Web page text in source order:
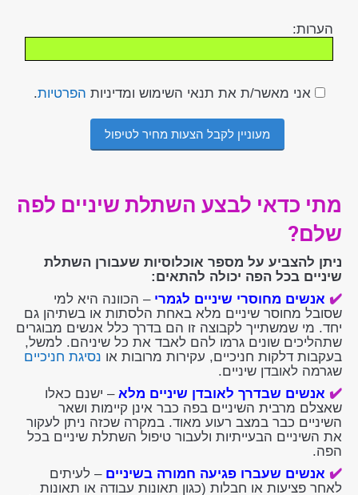
הערות:
אני מאשר/ת את תנאי השימוש ומדיניות הפרטיות.
מתי כדאי לבצע השתלת שיניים לפה
שלם?
ניתן להצביע על מספר אוכלוסיות שעבורן השתלת
שיניים בכל הפה יכולה להתאים:
✔️ אנשים מחוסרי שיניים לגמרי – הכוונה היא למי
שסובל מחוסר שיניים מלא באחת הלסתות או בשתיהן גם
יחד. מי שמשתייך לקבוצה זו הם בדרך כלל אנשים מבוגרים
שתהליכים שונים גרמו להם לאבד את כל שיניהם. למשל,
בעקבות דלקות חניכיים, עקירות מרובות או נסיגת חניכיים
שגרמה לאובדן שיניים.
✔️ אנשים שבדרך לאובדן שיניים מלא – ישנם כאלו
שאצלם מרבית השיניים בפה כבר אינן קיימות ושאר
השיניים כבר במצב רעוע מאוד. במקרה שכזה ניתן לעקור
את השיניים הבעייתיות ולעבור טיפול השתלת שיניים בכל
הפה.
✔️ אנשים שעברו פגיעה חמורה בשיניים – לעיתים
לאחר פציעות או חבלות (כגון תאונות עבודה או תאונות